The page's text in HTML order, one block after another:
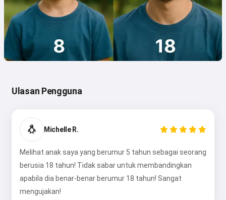
Ulasan Pengguna
🐧 Michelle R.
Melihat anak saya yang berumur 5 tahun sebagai seorang
berusia 18 tahun! Tidak sabar untuk membandingkan
apabila dia benar-benar berumur 18 tahun! Sangat
mengujakan!